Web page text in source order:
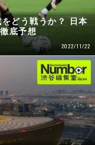
どう戦うか？ 日本
底予想
2022/11/22